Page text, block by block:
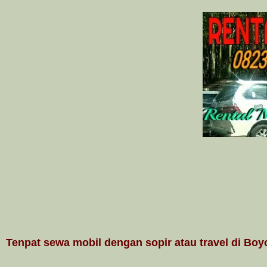
Tenpat sewa mobil dengan sopir atau travel di